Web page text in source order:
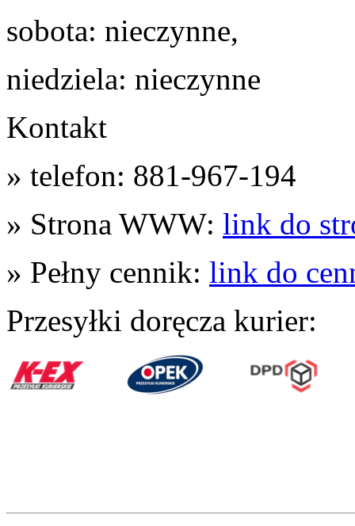
sobota: nieczynne,
niedziela: nieczynne
Kontakt
» telefon: 881-967-194
» Strona WWW: link do
» Pełny cennik: link do
Przesyłki doręcza kurier: